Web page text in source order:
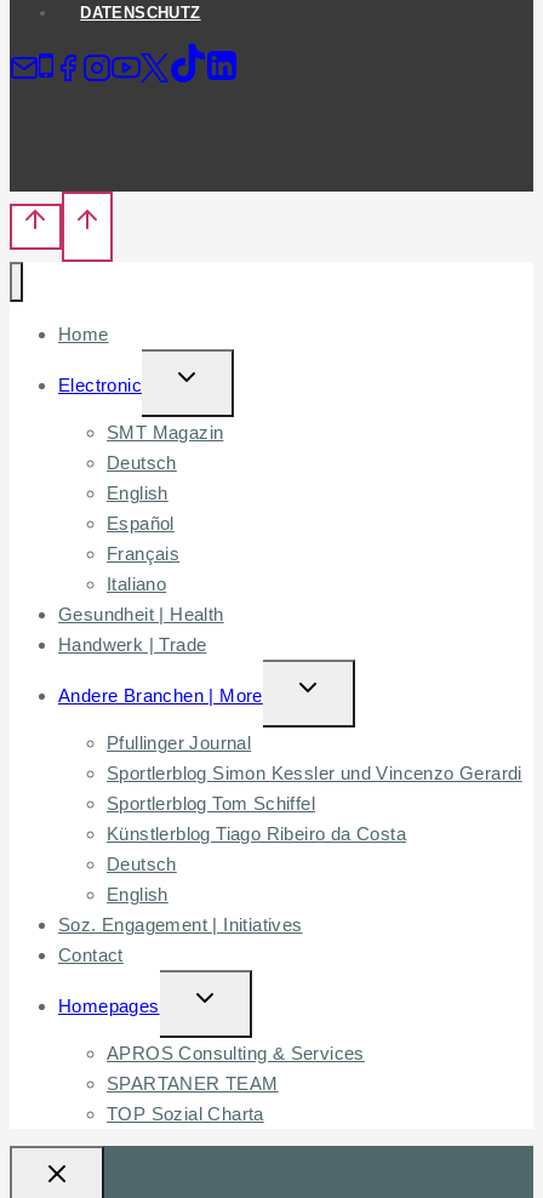
DATENSCHUTZ
Home
Electronic
TOGGLE
CHILD
MENU
SMT Magazin
Deutsch
English
Español
Français
Italiano
Gesundheit | Health
Handwerk | Trade
Andere Branchen | More
TOGGLE
CHILD
Pfullinger Journal
Sportlerblog Simon Kessler und Vincenzo Gerardi
Sportlerblog Tom Schiffel
Künstlerblog Tiago Ribeiro da Costa
Deutsch
English
Soz. Engagement | Initiatives
Contact
Homepages
TOGGLE
CHILD
MENU
APROS Consulting & Services
SPARTANER TEAM
TOP Sozial Charta